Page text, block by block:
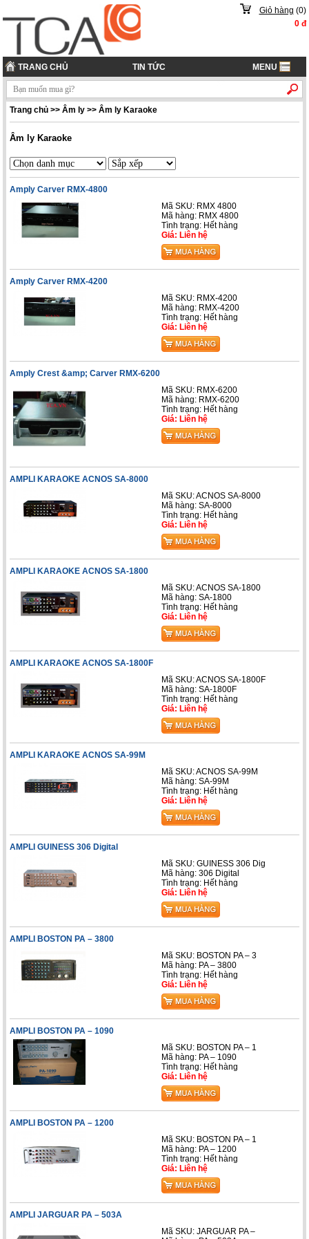
Giỏ hàng (0)
0đ
TRANG CHỦ TIN TỨC MENU
Trang chủ >>Âm ly >>Âm ly Karaoke
Âm ly Karaoke
Amply Carver RMX-4800
Mã SKU: RMX 4800
Mã hàng: RMX 4800
Tình trạng: Hết hàng
Giá: Liên hệ
Amply Carver RMX-4200
Mã SKU: RMX-4200
Mã hàng: RMX-4200
Tình trạng: Hết hàng
Giá: Liên hệ
Amply Crest &amp; Carver RMX-6200
Mã SKU: RMX-6200
Mã hàng: RMX-6200
Tình trạng: Hết hàng
Giá: Liên hệ
AMPLI KARAOKE ACNOS SA-8000
Mã SKU: ACNOS SA-8000
Mã hàng: SA-8000
Tình trạng: Hết hàng
Giá: Liên hệ
AMPLI KARAOKE ACNOS SA-1800
Mã SKU: ACNOS SA-1800
Mã hàng: SA-1800
Tình trạng: Hết hàng
Giá: Liên hệ
AMPLI KARAOKE ACNOS SA-1800F
Mã SKU: ACNOS SA-1800F
Mã hàng: SA-1800F
Tình trạng: Hết hàng
Giá: Liên hệ
AMPLI KARAOKE ACNOS SA-99M
Mã SKU: ACNOS SA-99M
Mã hàng: SA-99M
Tình trạng: Hết hàng
Giá: Liên hệ
AMPLI GUINESS 306 Digital
Mã SKU: GUINESS 306 Dig
Mã hàng: 306 Digital
Tình trạng: Hết hàng
Giá: Liên hệ
AMPLI BOSTON PA – 3800
Mã SKU: BOSTON PA – 3
Mã hàng: PA – 3800
Tình trạng: Hết hàng
Giá: Liên hệ
AMPLI BOSTON PA – 1090
Mã SKU: BOSTON PA – 1
Mã hàng: PA – 1090
Tình trạng: Hết hàng
Giá: Liên hệ
AMPLI BOSTON PA – 1200
Mã SKU: BOSTON PA – 1
Mã hàng: PA – 1200
Tình trạng: Hết hàng
Giá: Liên hệ
AMPLI JARGUAR PA – 503A
Mã SKU: JARGUAR PA –